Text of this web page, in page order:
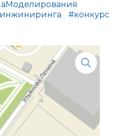
#конкурс